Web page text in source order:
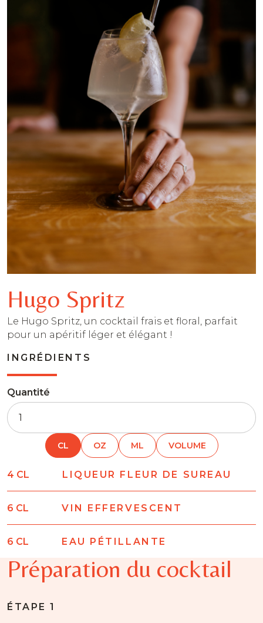
Hugo Spritz
Le Hugo Spritz, un cocktail frais et floral, parfait
pour un apéritif léger et élégant !
INGRÉDIENTS
Quantité
CL OZ ML VOLUME
4 CL LIQUEUR FLEUR DE SUREAU
6 CL VIN EFFERVESCENT
6 CL EAU PÉTILLANTE
Préparation du cocktail
ÉTAPE 1